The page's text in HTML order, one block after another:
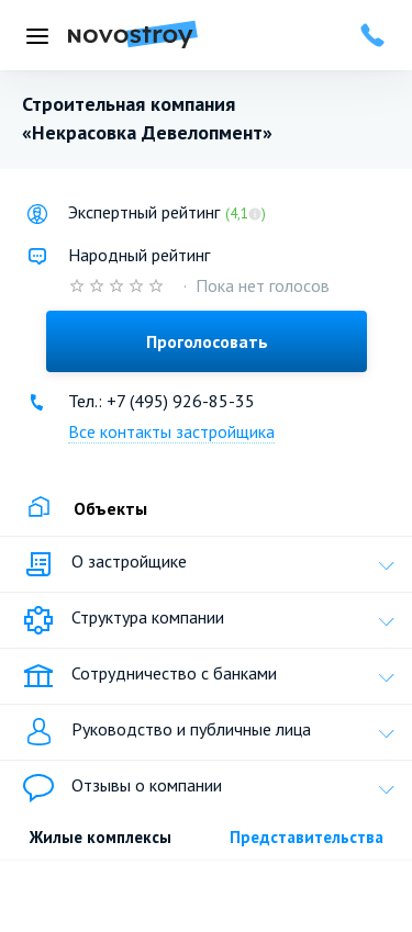
Меню
Строительная компания
«Некрасовка Девелопмент»
Экспертный рейтинг (4,1 )
Народный рейтинг
· Пока нет голосов
Проголосовать
Тел.: +7 (495) 926-85-35
Все контакты застройщика
Объекты
О застройщике
Структура компании
Сотрудничество с банками
Руководство и публичные лица
Отзывы о компании
Жилые комплексы Представительства